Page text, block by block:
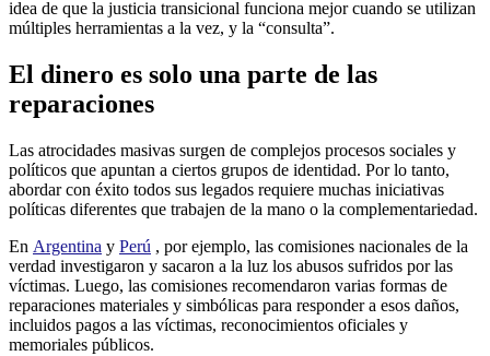
idea de que la justicia transicional funciona mejor cuando se utilizan
múltiples herramientas a la vez, y la “consulta”.
El dinero es solo una parte de las
reparaciones
Las atrocidades masivas surgen de complejos procesos sociales y
políticos que apuntan a ciertos grupos de identidad. Por lo tanto,
abordar con éxito todos sus legados requiere muchas iniciativas
políticas diferentes que trabajen de la mano o la complementariedad.
En Argentina y Perú , por ejemplo, las comisiones nacionales de la
verdad investigaron y sacaron a la luz los abusos sufridos por las
víctimas. Luego, las comisiones recomendaron varias formas de
reparaciones materiales y simbólicas para responder a esos daños,
incluidos pagos a las víctimas, reconocimientos oficiales y
memoriales públicos.